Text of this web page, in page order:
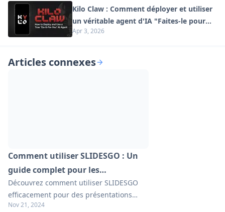
Kilo Claw : Comment déployer et utiliser
un véritable agent d'IA "Faites-le pour
vous" (Mise à jour 2026)
Apr 3, 2026
Articles connexes
Comment utiliser SLIDESGO : Un
guide complet pour les
présentations
Découvrez comment utiliser SLIDESGO
efficacement pour des présentations
époustouflantes. Apprenez les astuces,
Nov 21, 2024